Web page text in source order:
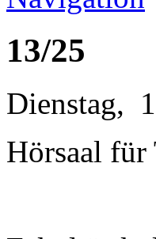
13/25
Dienstag,
Hörsaal für